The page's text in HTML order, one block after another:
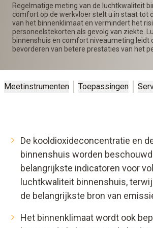
Regelmatige meting van de luchtkwaliteit
comfort op de werkvloer stelt u in staat tot
van het binnenklimaat en vermindert het
personeelstekorten als gevolg van ziekte.
binnenshuis en comfort niveaumeting leidt
bevorderen van betere prestaties van het
Meetinstrumenten Toepassingen
De kooldioxideconcentratie en
binnenshuis worden
belangrijkste indicatoren voor
luchtkwaliteit binnenshuis,
de belangrijkste bron van
Het binnenklimaat wordt ook